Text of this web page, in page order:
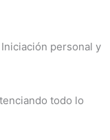
personal y
todo lo